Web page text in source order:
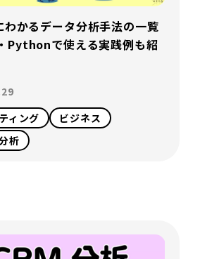
わかるデータ分析手法の一覧
Pythonで使える実践例も紹
ィング
ビジネス
析